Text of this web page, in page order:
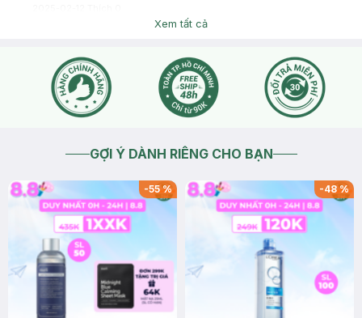
Xem tất cả
GỢI Ý DÀNH RIÊNG CHO BẠN
-55% -48%